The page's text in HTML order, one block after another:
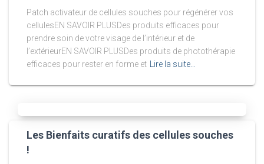
Patch activateur de cellules souches pour régénérer vos
cellulesEN SAVOIR PLUSDes produits efficaces pour
prendre soin de votre visage de l’intérieur et de
l’extérieurEN SAVOIR PLUSDes produits de photothérapie
efficaces pour rester en forme et Lire la suite…
Les Bienfaits curatifs des cellules souches
!